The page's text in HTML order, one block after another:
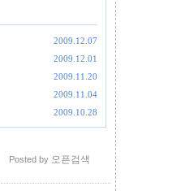
2009.12.07
2009.12.01
2009.11.20
2009.11.04
2009.10.28
Posted by 오픈검색